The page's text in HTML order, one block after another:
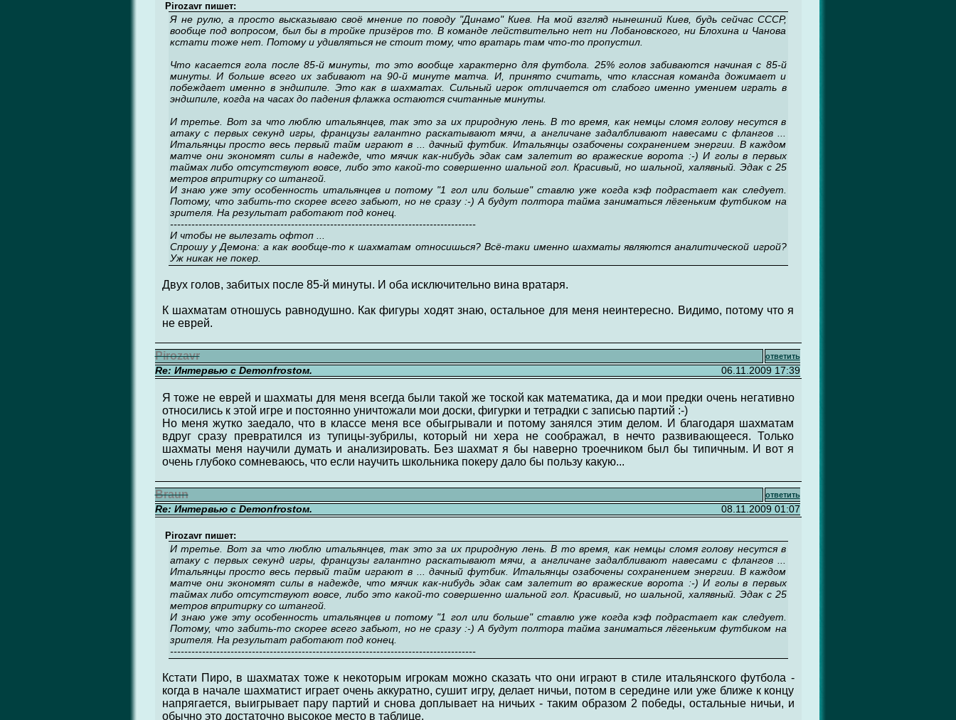
Pirozavr пишет:
Я не рулю, а просто высказываю своё мнение по поводу "Динамо" Киев. На мой взгляд нынешний Киев, будь сейчас СССР,
вообще под вопросом, был бы в тройке призёров то. В команде лействительно нет ни Лобановского, ни Блохина и Чанова
кстати тоже нет. Потому и удивляться не стоит тому, что вратарь там что-то пропустил.
Что касается гола после 85-й минуты, то это вообще характерно для футбола. 25% голов забиваются начиная с 85-й
минуты. И больше всего их забивают на 90-й минуте матча. И, принято считать, что классная команда дожимает и
побеждает именно в эндшпиле. Это как в шахматах. Сильный игрок отличается от слабого именно умением играть в
эндшпиле, когда на часах до падения флажка остаются считанные минуты.
И третье. Вот за что люблю итальянцев, так это за их природную лень. В то время, как немцы сломя голову несутся в
атаку с первых секунд игры, французы галантно раскатывают мячи, а англичане задалбливают навесами с флангов ...
Итальянцы просто весь первый тайм играют в ... дачный футбик. Итальянцы озабочены сохранением энергии. В каждом
матче они экономят силы в надежде, что мячик как-нибудь эдак сам залетит во вражеские ворота :-) И голы в первых
таймах либо отсутствуют вовсе, либо это какой-то совершенно шальной гол. Красивый, но шальной, халявный. Эдак с 25
метров впритирку со штангой.
И знаю уже эту особенность итальянцев и потому "1 гол или больше" ставлю уже когда кэф подрастает как следует.
Потому, что забить-то скорее всего забьют, но не сразу :-) А будут полтора тайма заниматься лёгеньким футбиком на
зрителя. На результат работают под конец.
--------------------------------------------------------------------------------------
И чтобы не вылезать офтоп ...
Спрошу у Демона: а как вообще-то к шахматам относишься? Всё-таки именно шахматы являются аналитической игрой?
Уж никак не покер.
Двух голов, забитых после 85-й минуты. И оба исключительно вина вратаря.
К шахматам отношусь равнодушно. Как фигуры ходят знаю, остальное для меня неинтересно. Видимо, потому что я
не еврей.
Pirozavr ответить
Re: Интервью с Demonfrostом. 06.11.2009 17:39
Я тоже не еврей и шахматы для меня всегда были такой же тоской как математика, да и мои предки очень негативно
относились к этой игре и постоянно уничтожали мои доски, фигурки и тетрадки с записью партий :-)
Но меня жутко заедало, что в классе меня все обыгрывали и потому занялся этим делом. И благодаря шахматам
вдруг сразу превратился из тупицы-зубрилы, который ни хера не соображал, в нечто развивающееся. Только
шахматы меня научили думать и анализировать. Без шахмат я бы наверно троечником был бы типичным. И вот я
очень глубоко сомневаюсь, что если научить школьника покеру дало бы пользу какую...
Braun ответить
Re: Интервью с Demonfrostом. 08.11.2009 01:07
Pirozavr пишет:
И третье. Вот за что люблю итальянцев, так это за их природную лень. В то время, как немцы сломя голову несутся в
атаку с первых секунд игры, французы галантно раскатывают мячи, а англичане задалбливают навесами с флангов ...
Итальянцы просто весь первый тайм играют в ... дачный футбик. Итальянцы озабочены сохранением энергии. В каждом
матче они экономят силы в надежде, что мячик как-нибудь эдак сам залетит во вражеские ворота :-) И голы в первых
таймах либо отсутствуют вовсе, либо это какой-то совершенно шальной гол. Красивый, но шальной, халявный. Эдак с 25
метров впритирку со штангой.
И знаю уже эту особенность итальянцев и потому "1 гол или больше" ставлю уже когда кэф подрастает как следует.
Потому, что забить-то скорее всего забьют, но не сразу :-) А будут полтора тайма заниматься лёгеньким футбиком на
зрителя. На результат работают под конец.
--------------------------------------------------------------------------------------
Кстати Пиро, в шахматах тоже к некоторым игрокам можно сказать что они играют в стиле итальянского футбола -
когда в начале шахматист играет очень аккуратно, сушит игру, делает ничьи, потом в середине или уже ближе к концу
напрягается, выигрывает пару партий и снова доплывает на ничьих - таким образом 2 победы, остальные ничьи, и
обычно это достаточно высокое место в таблице.